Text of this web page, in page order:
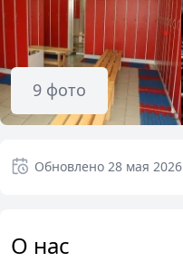
9 фото
Обновлено 28 мая 2026
О нас